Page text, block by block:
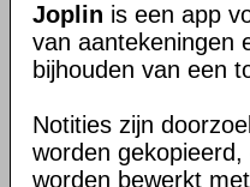
Joplin is een app
van aantekeningen
bijhouden van een
Notities zijn
worden gekopieerd,
worden bewerkt